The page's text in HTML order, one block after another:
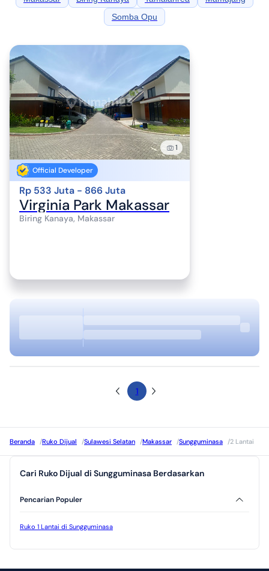
Somba Opu
1
Official Developer
Rp 533 Juta - 866 Juta
Virginia Park Makassar
Biring Kanaya, Makassar
1
Beranda /Ruko Dijual /Sulawesi Selatan /Makassar /Sungguminasa /2 Lantai
Cari Ruko Dijual di Sungguminasa Berdasarkan
Pencarian Populer
Ruko 1 Lantai di Sungguminasa